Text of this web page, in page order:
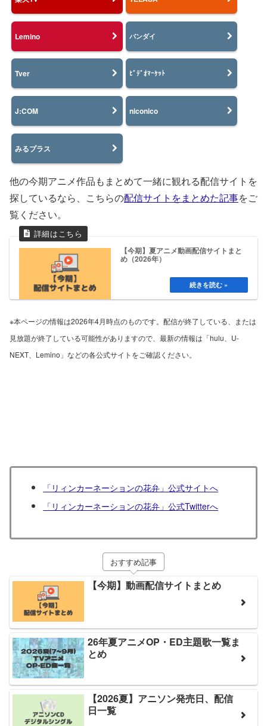
Lemino バンダイ
Tver ﾋﾞﾃﾞｵﾏｰｹｯﾄ
J:COM niconico
みるプラス
他の今期アニメ作品もまとめて一緒に観れる配信サイトを
探しているなら、こちらの配信サイトをまとめた記事をご
覧ください。
【今期】夏アニメ動画配信サイトまと
め（2026年）
※本ページの情報は2026年4月時点のものです。配信が終了している、または
見放題が終了している可能性がありますので、最新の情報は「hulu、U-
NEXT、Lemino」などの各公式サイトをご確認ください。
「リィンカーネーションの花弁」公式サイトへ
「リィンカーネーションの花弁」公式Twitterへ
おすすめ記事
【今期】動画配信サイトまとめ
26年夏アニメOP・ED主題歌一覧ま
とめ
【2026夏】アニソン発売日、配信
日一覧